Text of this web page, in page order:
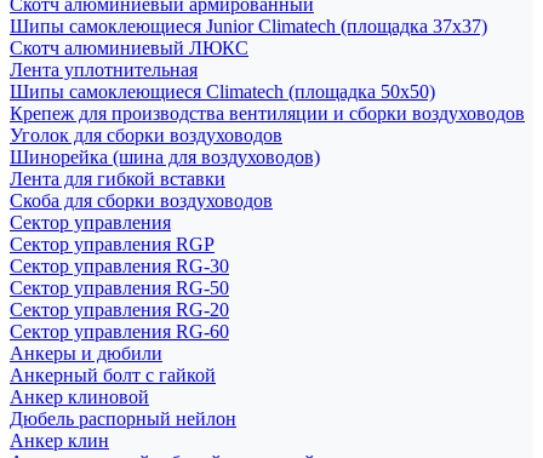
Скотч алюминиевый армированный
Шипы самоклеющиеся Junior Climatech (площадка 37х37)
Скотч алюминиевый ЛЮКС
Лента уплотнительная
Шипы самоклеющиеся Climatech (площадка 50х50)
Крепеж для производства вентиляции и сборки воздуховодов
Уголок для сборки воздуховодов
Шинорейка (шина для воздуховодов)
Лента для гибкой вставки
Скоба для сборки воздуховодов
Сектор управления
Сектор управления RGP
Сектор управления RG-30
Сектор управления RG-50
Сектор управления RG-20
Сектор управления RG-60
Анкеры и дюбили
Анкерный болт с гайкой
Анкер клиновой
Дюбель распорный нейлон
Анкер клин